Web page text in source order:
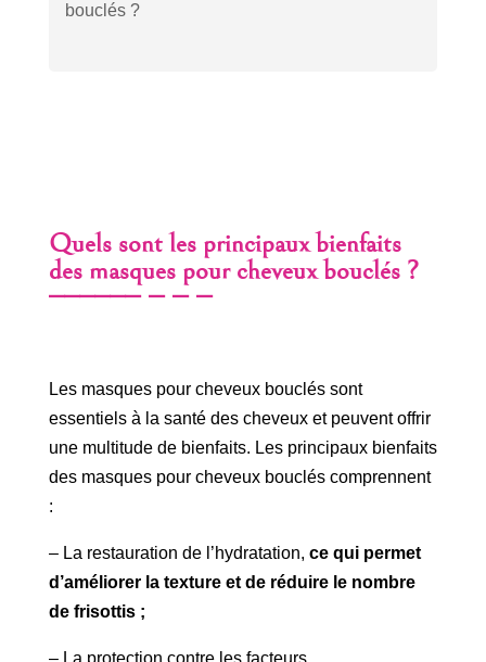
bouclés ?
Quels sont les principaux bienfaits
des masques pour cheveux bouclés ?
Les masques pour cheveux bouclés sont
essentiels à la santé des cheveux et peuvent offrir
une multitude de bienfaits. Les principaux bienfaits
des masques pour cheveux bouclés comprennent
:
– La restauration de l’hydratation, ce qui permet
d’améliorer la texture et de réduire le nombre
de frisottis ;
– La protection contre les facteurs